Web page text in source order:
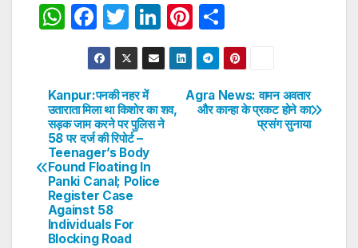
W
s
A
p
p
F
a
c
e
b
o
o
k
T
w
itt
er
Li
n
k
dI
Pi
nt
er
e
st
h
ar
e
Post
navigation
Agra News: वामन अवतार
और कान्हा के प्रकट होने का
प्रसंग सुनाया
Kanpur:पनकी नहर में
उताराता मिला था किशोर का शव,
सड़क जाम करने पर पुलिस ने
58 पर दर्ज की रिपोर्ट –
Teenager’s Body
Found Floating In
Panki Canal; Police
Register Case
Against 58
Individuals For
Blocking Road